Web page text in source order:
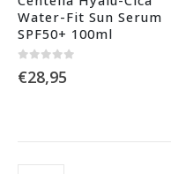
Water-Fit Sun Serum
SPF50+ 100ml
€28,95